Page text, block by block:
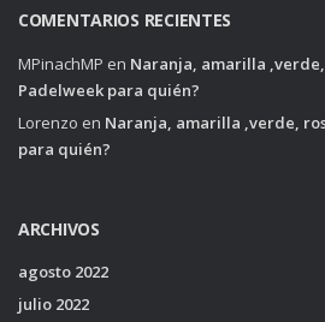
COMENTARIOS RECIENTES
MPinachMP en Naranja, amarilla
Padelweek para quién?
Lorenzo en Naranja, amarilla ,verde,
para quién?
ARCHIVOS
agosto 2022
julio 2022